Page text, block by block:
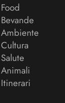
Food
Bevande
Ambiente
Cultura
Salute
Animali
Itinerari